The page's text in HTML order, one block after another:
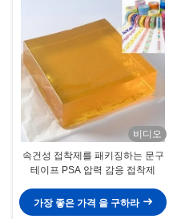
비디오
속건성 접착제를 패키징하는 문구
테이프 PSA 압력 감응 접착제
가장 좋은 가격 을 구하라